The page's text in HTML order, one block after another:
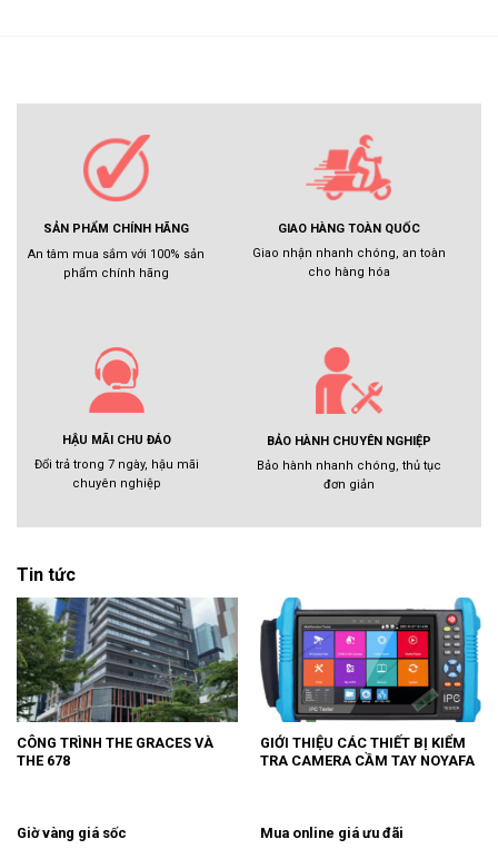
SẢN PHẨM CHÍNH HÃNG
An tâm mua sắm với 100% sản
phẩm chính hãng
GIAO HÀNG TOÀN QUỐC
Giao nhận nhanh chóng, an toàn
cho hàng hóa
HẬU MÃI CHU ĐÁO
Đổi trả trong 7 ngày, hậu mãi
chuyên nghiệp
BẢO HÀNH CHUYÊN NGHIỆP
Bảo hành nhanh chóng, thủ tục
đơn giản
Tin tức
CÔNG TRÌNH THE GRACES VÀ
THE 678
GIỚI THIỆU CÁC THIẾT BỊ KIỂM
TRA CAMERA CẦM TAY NOYAFA
Giờ vàng giá sốc Mua online giá ưu đãi